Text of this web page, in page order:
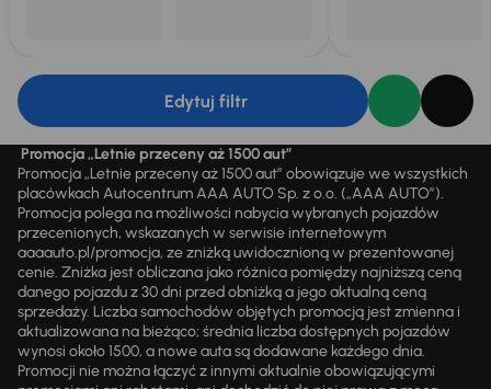
Edytuj filtr
Promocja „Letnie przeceny aż 1500 aut”
Promocja „Letnie przeceny aż 1500 aut” obowiązuje we wszystkich
placówkach Autocentrum AAA AUTO Sp. z o.o. („AAA AUTO”).
Promocja polega na możliwości nabycia wybranych pojazdów
przecenionych, wskazanych w serwisie internetowym
aaaauto.pl/promocja, ze zniżką uwidocznioną w prezentowanej
cenie. Zniżka jest obliczana jako różnica pomiędzy najniższą ceną
danego pojazdu z 30 dni przed obniżką a jego aktualną ceną
sprzedaży. Liczba samochodów objętych promocją jest zmienna i
aktualizowana na bieżąco; średnia liczba dostępnych pojazdów
wynosi około 1500, a nowe auta są dodawane każdego dnia.
Promocji nie można łączyć z innymi aktualnie obowiązującymi